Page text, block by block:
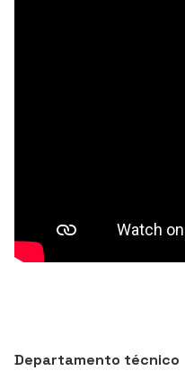
Departamento técnico